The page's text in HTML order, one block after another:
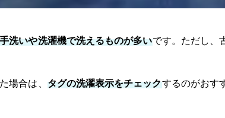
洗いや洗濯機で洗えるものが多いです。ただし、
場合は、 タグの洗濯表示をチェックするのがおす